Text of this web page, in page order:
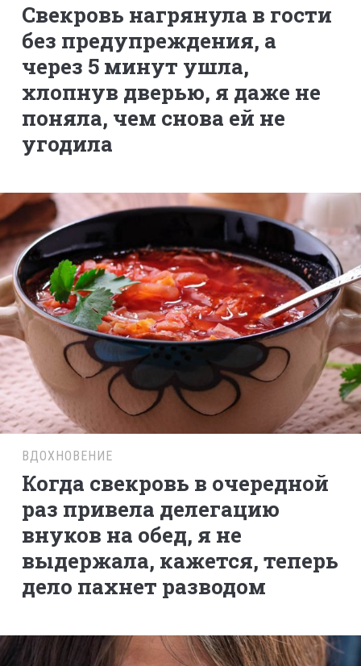
Свекровь нагрянула в гости
без предупреждения, а
через 5 минут ушла,
хлопнув дверью, я даже не
поняла, чем снова ей не
угодила
ВДОХНОВЕНИЕ
Когда свекровь в очередной
раз привела делегацию
внуков на обед, я не
выдержала, кажется, теперь
дело пахнет разводом